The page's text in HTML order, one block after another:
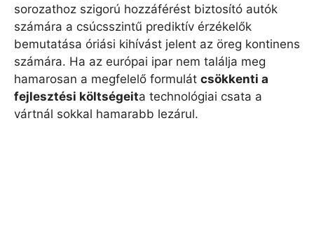
sorozathoz szigorú hozzáférést biztosító autók
számára a csúcsszintű prediktív érzékelők
bemutatása óriási kihívást jelent az öreg kontinens
számára. Ha az európai ipar nem találja meg
hamarosan a megfelelő formulát csökkenti a
fejlesztési költségeita technológiai csata a
vártnál sokkal hamarabb lezárul.